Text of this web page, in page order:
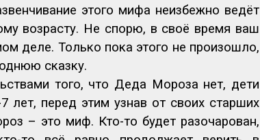
этого мифа неизбежно ведёт
возрасту. Не спорю, в своё время ваш
деле. Только пока этого не произошло,
сказку.
того, что Деда Мороза нет, дети
перед этим узнав от своих старших
– это миф. Кто-то будет разочарован,